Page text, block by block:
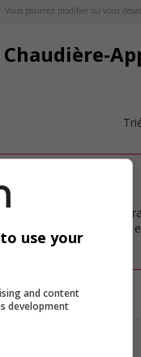
Vous pourrez modifier ou vous
aucun résultat.
utiliser nos outils pour
votre profil d'intérêt en
Jobboom.
use your
and content
development